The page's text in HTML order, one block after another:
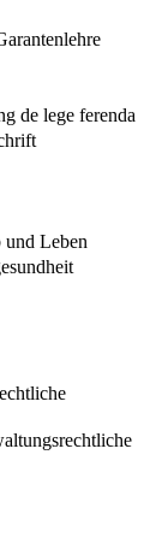
de lege ferenda
Leben